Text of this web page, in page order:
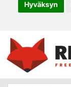
Hyväksyn